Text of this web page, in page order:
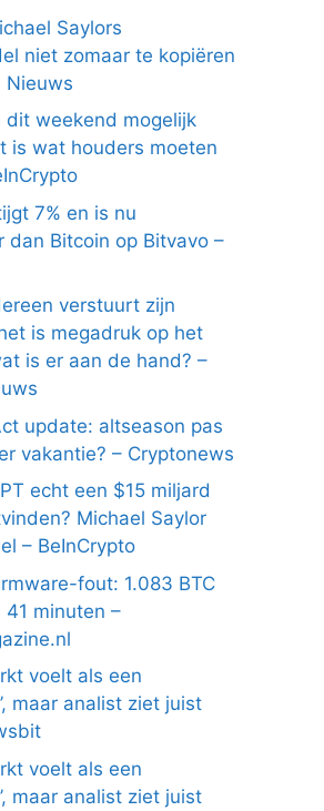
Saylors
niet zomaar te kopiëren
Nieuws
dit weekend mogelijk
is wat houders moeten
7% en is nu
dan Bitcoin op Bitvavo –
verstuurt zijn
is megadruk op het
is er aan de hand? –
update: altseason pas
vakantie? – Cryptonews
echt een $15 miljard
Michael Saylor
– BeInCrypto
fout: 1.083 BTC
41 minuten –
voelt als een
maar analist ziet juist
voelt als een
maar analist ziet juist